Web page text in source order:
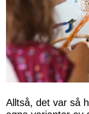
Alltså, det var så